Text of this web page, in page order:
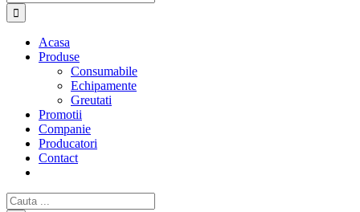
Acasa
Produse
Consumabile
Echipamente
Greutati
Promotii
Companie
Producatori
Contact
Cautare...